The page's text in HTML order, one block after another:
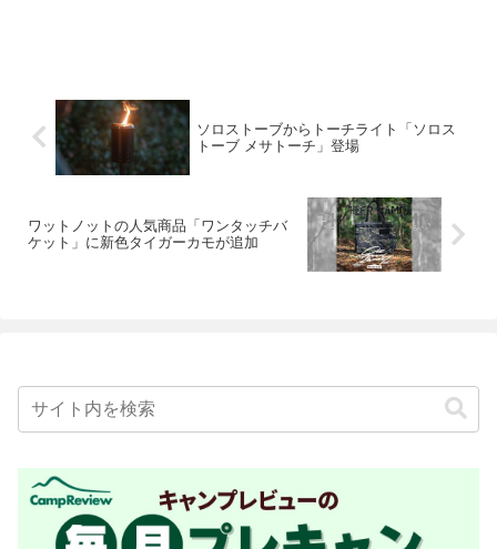
ソロストーブからトーチライト「ソロス
トーブ メサトーチ」登場
ワットノットの人気商品「ワンタッチバ
ケット」に新色タイガーカモが追加